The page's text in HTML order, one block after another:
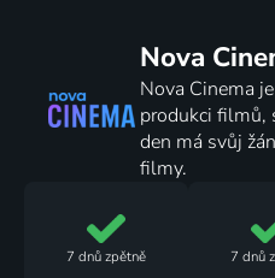
Nova
Nova Cinema
produkci filmů,
den má svůj
filmy.
7 dnůzpětně 7 dnů